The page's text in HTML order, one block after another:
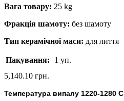
Вага товару: 25 kg
Фракція шамоту: без шамоту
Тип керамічної маси: для лиття
Пакування:
1 уп.
5,140.10 грн.
Температура випалу 1220-1280 С